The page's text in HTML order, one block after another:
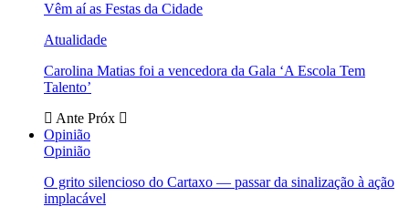
Vêm aí as Festas da Cidade
Atualidade
Carolina Matias foi a vencedora da Gala ‘A Escola Tem
Talento’
Ante Próx
Opinião
Opinião
O grito silencioso do Cartaxo — passar da sinalização à ação
implacável